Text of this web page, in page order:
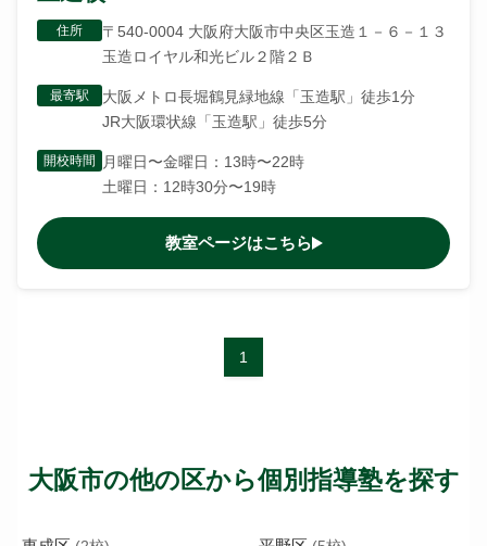
住所
〒540-0004 大阪府大阪市中央区玉造１－６－１３
玉造ロイヤル和光ビル２階２Ｂ
最寄駅
大阪メトロ長堀鶴見緑地線「玉造駅」徒歩1分
JR大阪環状線「玉造駅」徒歩5分
開校時間
月曜日〜金曜日：13時〜22時
土曜日：12時30分〜19時
教室ページはこちら
1
大阪市の他の区から個別指導塾を探す